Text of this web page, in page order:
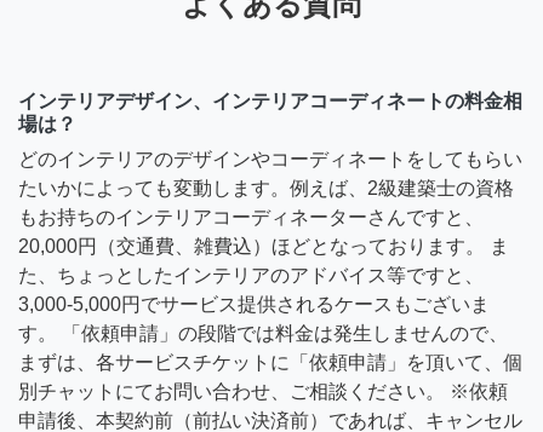
インテリアデザイン、インテリアコーディネートの料金相
場は？
どのインテリアのデザインやコーディネートをしてもらい
たいかによっても変動します。例えば、2級建築士の資格
もお持ちのインテリアコーディネーターさんですと、
20,000円（交通費、雑費込）ほどとなっております。 ま
た、ちょっとしたインテリアのアドバイス等ですと、
3,000-5,000円でサービス提供されるケースもございま
す。 「依頼申請」の段階では料金は発生しませんので、
まずは、各サービスチケットに「依頼申請」を頂いて、個
別チャットにてお問い合わせ、ご相談ください。 ※依頼
申請後、本契約前（前払い決済前）であれば、キャンセル